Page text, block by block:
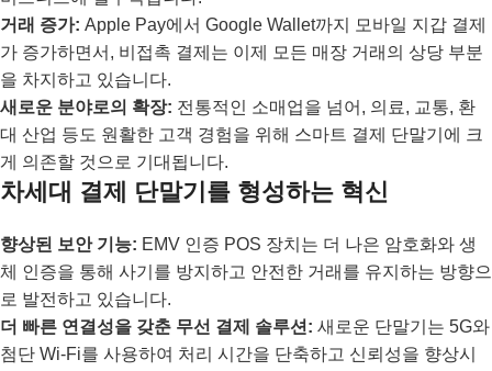
거래 증가: Apple Pay에서 Google Wallet까지 모바일 지갑 결제
가 증가하면서, 비접촉 결제는 이제 모든 매장 거래의 상당 부분
을 차지하고 있습니다.
새로운 분야로의 확장: 전통적인 소매업을 넘어, 의료, 교통, 환
대 산업 등도 원활한 고객 경험을 위해 스마트 결제 단말기에 크
게 의존할 것으로 기대됩니다.
차세대 결제 단말기를 형성하는 혁신
향상된 보안 기능: EMV 인증 POS 장치는 더 나은 암호화와 생
체 인증을 통해 사기를 방지하고 안전한 거래를 유지하는 방향으
로 발전하고 있습니다.
더 빠른 연결성을 갖춘 무선 결제 솔루션: 새로운 단말기는 5G와
첨단 Wi-Fi를 사용하여 처리 시간을 단축하고 신뢰성을 향상시